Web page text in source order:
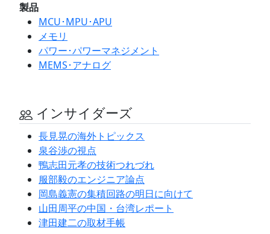
製品
MCU･MPU･APU
メモリ
パワー･パワーマネジメント
MEMS･アナログ
インサイダーズ
長見晃の海外トピックス
泉谷渉の視点
鴨志田元孝の技術つれづれ
服部毅のエンジニア論点
岡島義憲の集積回路の明日に向けて
山田周平の中国・台湾レポート
津田建二の取材手帳